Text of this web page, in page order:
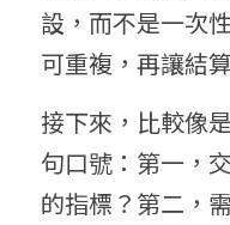
設，而不是一次
可重複，再讓結
接下來，比較像
句口號：第一，
的指標？第二，